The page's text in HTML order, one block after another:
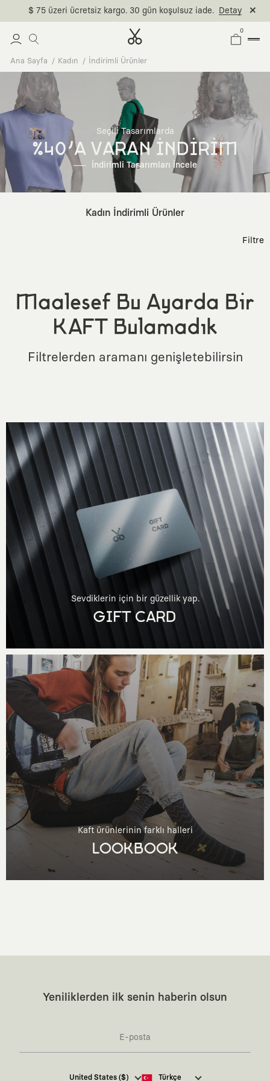
$ 75 üzeri ücretsiz kargo. 30 gün koşulsuz iade. Detay
0
Ana Sayfa Kadın İndirimli Ürünler
Seçili Tasarımlarda
%40'A VARAN İNDİRİM
İndirimli Tasarımları İncele
Kadın İndirimli Ürünler
Filtre
Maalesef Bu Ayarda Bir
KAFT Bulamadık
Filtrelerden aramanı genişletebilirsin
Sevdiklerin için bir güzellik yap.
GIFT CARD
Kaft ürünlerinin farklı halleri
LOOKBOOK
Yeniliklerden ilk senin haberin olsun
Kaft Tasarım Tekstil Sanayi ve Ticaret Anonim
United States ($) Türkçe